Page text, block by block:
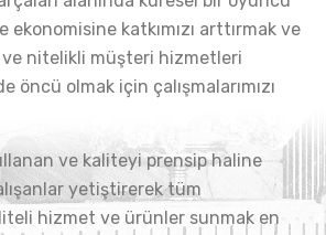
ekonomisine katkımızı arttırmak ve
nitelikli müşteri hizmetleri
öncü olmak için çalışmalarımızı
ve kaliteyi prensip haline
yetiştirerek tüm
hizmet ve ürünler sunmak en